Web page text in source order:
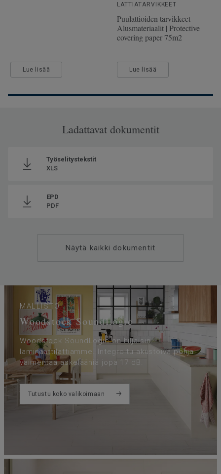
138
19.3
Woodgrain
∆Lw
Lue lisää
LATTIATARVIKKEET
Puulattioiden tarvikkeet -
Alusmateriaalit | Protective
covering paper 75m2
Lue lisää
Ladattavat dokumentit
Työselitystekstit
XLS
EPD
PDF
Näytä kaikki dokumentit
MALLISTO
Woodstock SoundLogic
Woodstock SoundLogic on hiljaisin
laminaattilattiamme. Integroitu akustoiva pohja
vaimentaa askelääniä jopa 17 dB.
Tutustu koko valikoimaan